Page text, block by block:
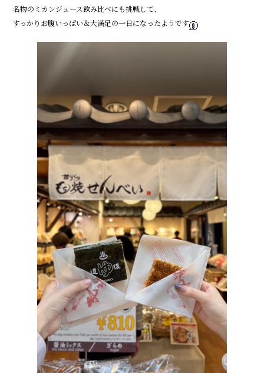
名物のミカンジュース飲み比べにも挑戦して、
すっかりお腹いっぱい＆大満足の一日になったようです